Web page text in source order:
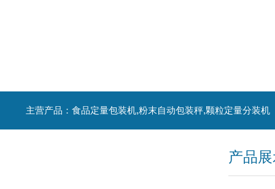
主营产品：食品定量包装机,粉末自动包装秤,颗粒定量分装机
产品